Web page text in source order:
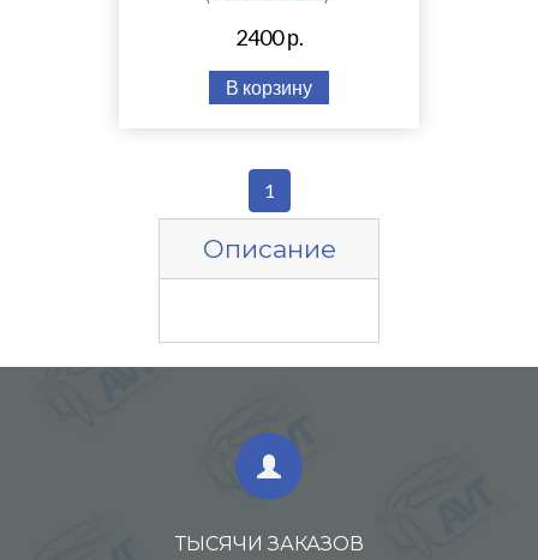
2400 р.
В корзину
1
Описание
ТЫСЯЧИ ЗАКАЗОВ